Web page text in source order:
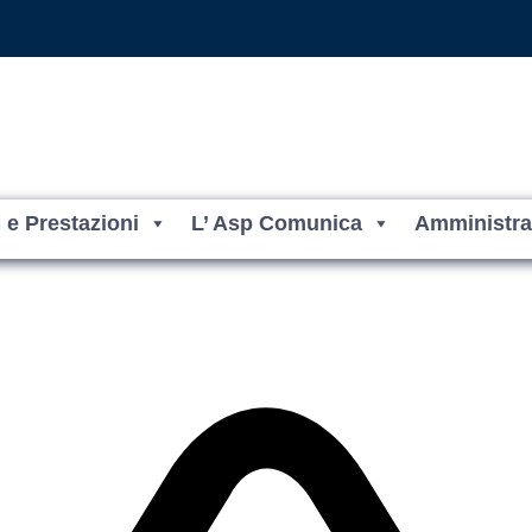
e Prestazioni L’ Asp Comunica